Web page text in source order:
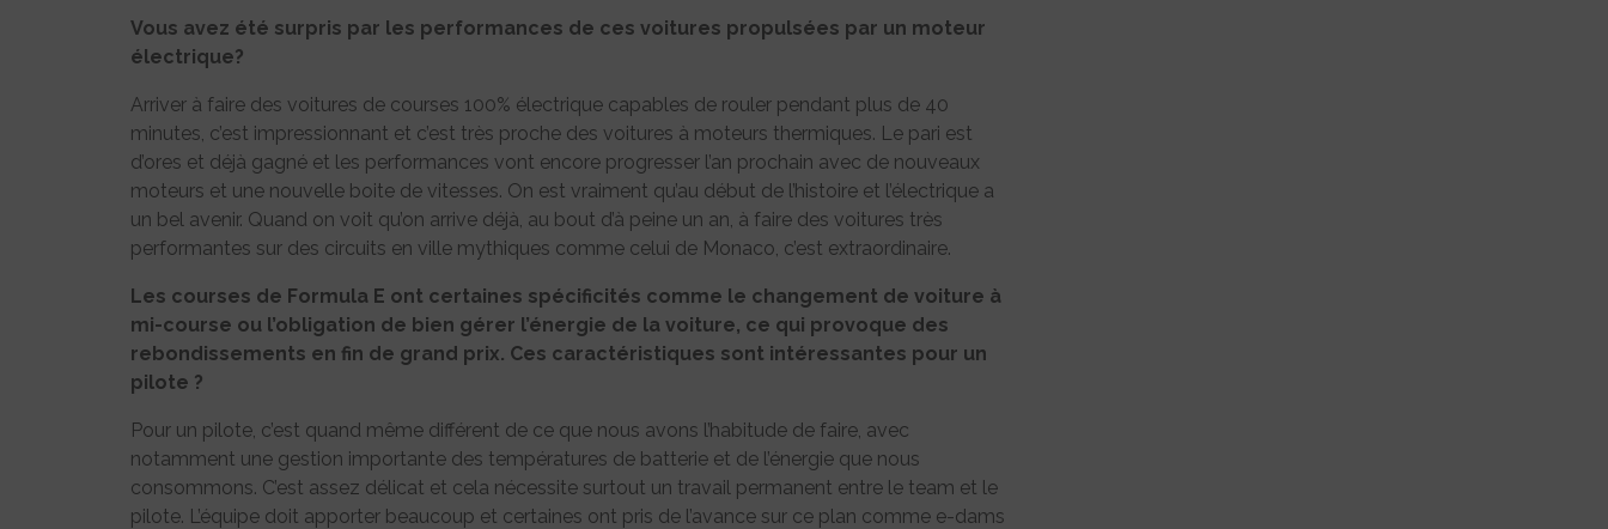
Vous avez été surpris par les performances de ces voitures propulsées par un moteur
électrique?
Arriver à faire des voitures de courses 100% électrique capables de rouler pendant plus de 40
minutes, c’est impressionnant et c’est très proche des voitures à moteurs thermiques. Le pari est
d’ores et déjà gagné et les performances vont encore progresser l’an prochain avec de nouveaux
moteurs et une nouvelle boite de vitesses. On est vraiment qu’au début de l’histoire et l’électrique a
un bel avenir. Quand on voit qu’on arrive déjà, au bout d’à peine un an, à faire des voitures très
performantes sur des circuits en ville mythiques comme celui de Monaco, c’est extraordinaire.
Les courses de Formula E ont certaines spécificités comme le changement de voiture à
mi-course ou l’obligation de bien gérer l’énergie de la voiture, ce qui provoque des
rebondissements en fin de grand prix. Ces caractéristiques sont intéressantes pour un
pilote ?
Pour un pilote, c’est quand même différent de ce que nous avons l’habitude de faire, avec
notamment une gestion importante des températures de batterie et de l’énergie que nous
consommons. C’est assez délicat et cela nécessite surtout un travail permanent entre le team et le
pilote. L’équipe doit apporter beaucoup et certaines ont pris de l’avance sur ce plan comme e-dams